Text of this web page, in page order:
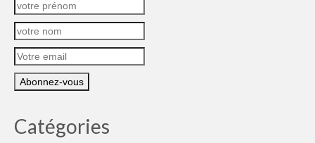
Catégories